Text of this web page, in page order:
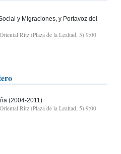
y Migraciones, y Portavoz del
Ritz (Plaza de la Lealtad, 5) 9:00
(2004-2011)
Ritz (Plaza de la Lealtad, 5) 9:00